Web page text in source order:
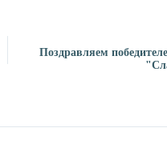
Поздравляем